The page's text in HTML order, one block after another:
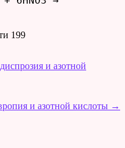
199
и азотной
и азотной кислоты →